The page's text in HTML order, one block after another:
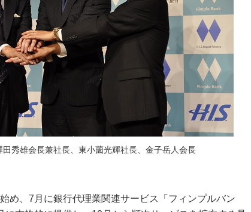
田秀雄会長兼社長、東小薗光輝社長、金子岳人会長
め、7月に銀行代理業関連サービス「フィンプルバン